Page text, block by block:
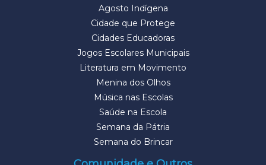
Agosto Indígena
Cidade que Protege
Cidades Educadoras
Jogos Escolares Municipais
Literatura em Movimento
Menina dos Olhos
Música nas Escolas
Saúde na Escola
Semana da Pátria
Semana do Brincar